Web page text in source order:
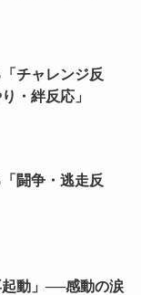
チャレンジ反
・絆反応」
闘争・逃走反
動」──感動の涙